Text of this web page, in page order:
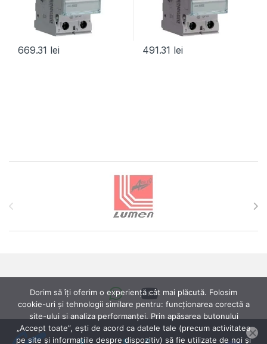
669.31 lei 491.31 lei
Dorim să îți oferim o experiență cât mai plăcută. Folosim
cookie-uri și tehnologii similare pentru: funcționarea corectă a
site-ului si analiza performanței. Prin apăsarea butonului
„Accept toate”, ești de acord ca datele tale (precum activitatea
pe site și informațiile despre dispozitiv) să fie utilizate de noi și